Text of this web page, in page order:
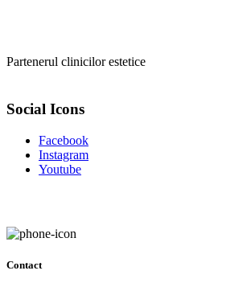
Partenerul clinicilor estetice
Social Icons
Facebook
Instagram
Youtube
Contact